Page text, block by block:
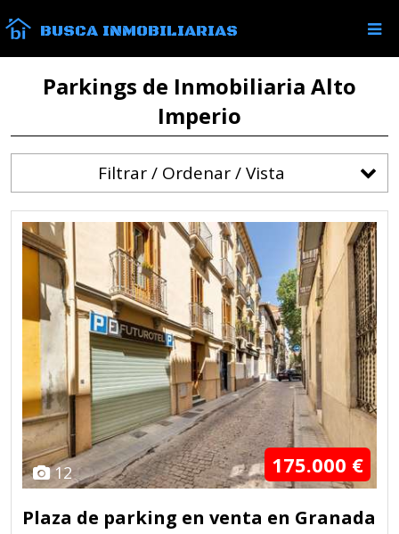
BUSCA INMOBILIARIAS
Parkings de Inmobiliaria Alto
Imperio
Filtrar / Ordenar / Vista
12 175.000 €
Plaza de parking en venta en Granada